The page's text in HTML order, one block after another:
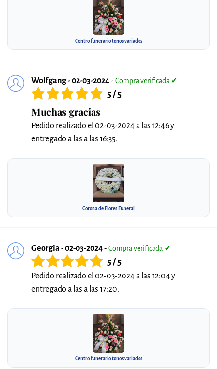
Centro funerario tonos variados
Wolfgang - 02-03-2024- Compra verificada ✓
5 / 5
Muchas gracias
Pedido realizado el 02-03-2024 a las 12:46 y
entregado a las a las 16:35.
Corona de Flores Funeral
Georgia - 02-03-2024- Compra verificada ✓
5 / 5
Pedido realizado el 02-03-2024 a las 12:04 y
entregado a las a las 17:20.
Centro funerario tonos variados